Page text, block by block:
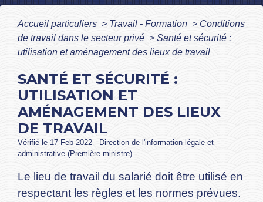
Accueil particuliers > Travail - Formation > Conditions
de travail dans le secteur privé > Santé et sécurité :
utilisation et aménagement des lieux de travail
SANTÉ ET SÉCURITÉ :
UTILISATION ET
AMÉNAGEMENT DES LIEUX
DE TRAVAIL
Vérifié le 17 Feb 2022 - Direction de l'information légale et
administrative (Première ministre)
Le lieu de travail du salarié doit être utilisé en
respectant les règles et les normes prévues.